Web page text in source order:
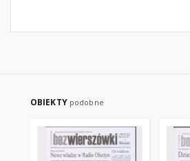
OBIEKTY podobne